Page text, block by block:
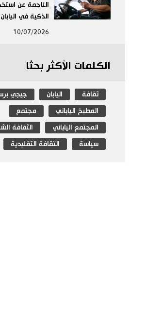
الناجمة عن
الذكية في اليابان
10/07/2026
الكلمات الأكثر بحثا
ثقافة اليابان جيجي
المطبخ الياباني مجتمع
المجتمع الياباني الثقافة
سياسة الثقافة التقليدية